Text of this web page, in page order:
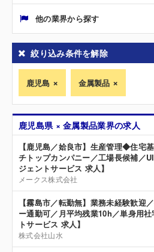
他の業界から探す
絞り込み条件を解除
鹿児島 金属製品
鹿児島県 × 金属製品業界の求人
【鹿児島／姶良市】生産管理◆住宅
チトップカンパニー／工場長候補／
ジェントサービス 求人】
メークス株式会社
【霧島市／転勤無】業務未経験歓迎
ー通勤可／月平均残業10h／単身用
トサービス 求人】
株式会社山水